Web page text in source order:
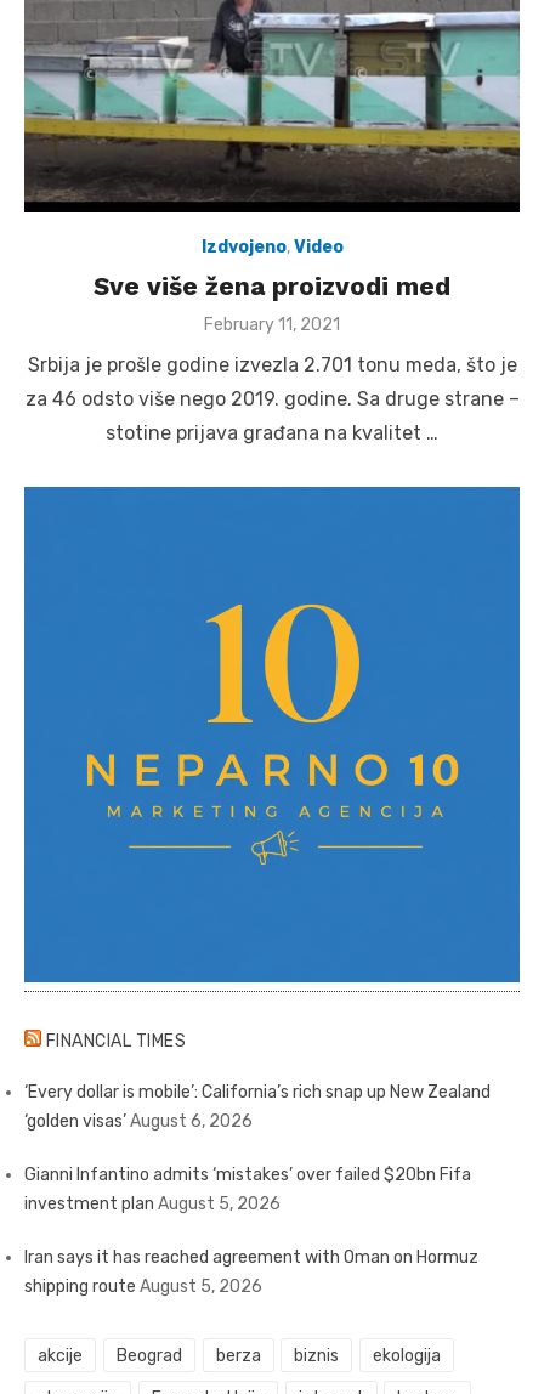
Izdvojeno,Video
Sve više žena proizvodi med
Posted
February 11, 2021
Srbija je prošle godine izvezla 2.701 tonu meda, što je
za 46 odsto više nego 2019. godine. Sa druge strane –
stotine prijava građana na kvalitet …
FINANCIAL TIMES
‘Every dollar is mobile’: California’s rich snap up New Zealand
‘golden visas’August 6, 2026
Gianni Infantino admits ‘mistakes’ over failed $20bn Fifa
investment plan August 5, 2026
Iran says it has reached agreement with Oman on Hormuz
shipping route August 5, 2026
akcije Beograd berza biznis ekologija